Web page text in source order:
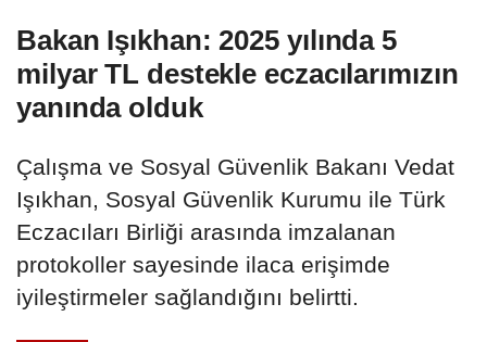
Bakan Işıkhan: 2025 yılında 5
milyar TL destekle eczacılarımızın
yanında olduk
Çalışma ve Sosyal Güvenlik Bakanı Vedat
Işıkhan, Sosyal Güvenlik Kurumu ile Türk
Eczacıları Birliği arasında imzalanan
protokoller sayesinde ilaca erişimde
iyileştirmeler sağlandığını belirtti.